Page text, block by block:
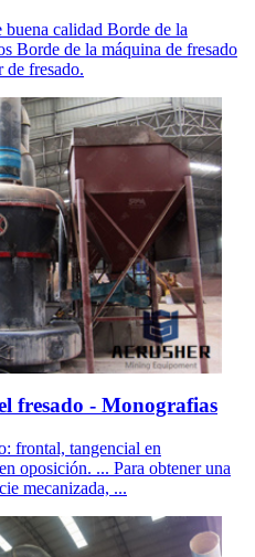
buena calidad Borde de la
Borde de la máquina de fresado
de fresado.
fresado - Monografias
frontal, tangencial en
oposición. ... Para obtener una
mecanizada, ...